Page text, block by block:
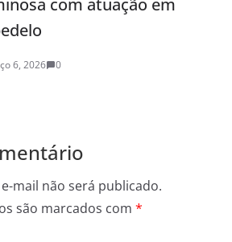
atuação em
mail não será publicado.
são marcados com *